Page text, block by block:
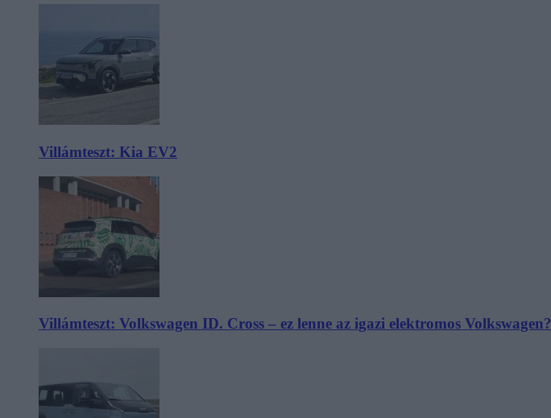
Villámteszt: Kia EV2
Villámteszt: Volkswagen ID. Cross – ez lenne az igazi elektromos Volkswagen?